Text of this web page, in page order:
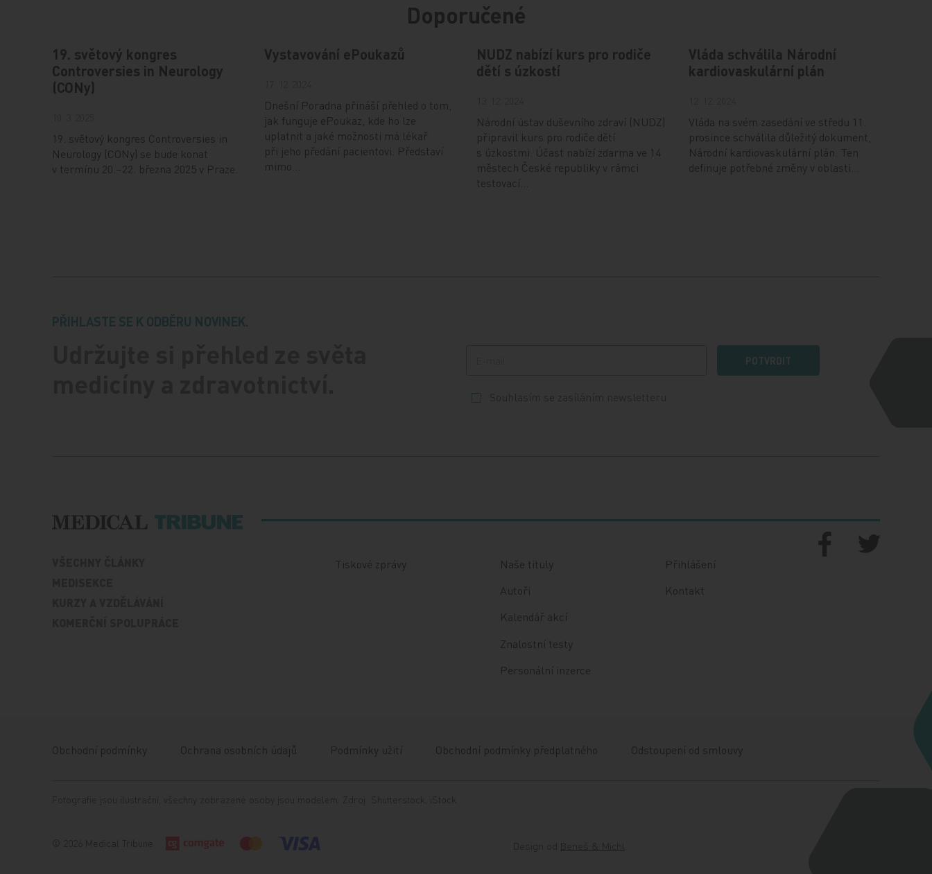
Doporučené
19. světový kongres
Controversies in Neurology
(CONy)
19. světový kongres Controversies in
Neurology (CONy) se bude konat
v termínu 20.–22. března 2025 v Praze.
Vystavování ePoukazů
Dnešní Poradna přináší přehled o tom,
jak funguje ePoukaz, kde ho lze
uplatnit a jaké možnosti má lékař
při jeho předání pacientovi. Představí
mimo…
NUDZ nabízí kurs pro rodiče
dětí s úzkostí
Národní ústav duševního zdraví (NUDZ)
připravil kurs pro rodiče dětí
s úzkostmi. Účast nabízí zdarma ve 14
městech České republiky v rámci
testovací…
Vláda schválila Národní
kardiovaskulární plán
Vláda na svém zasedání ve středu 11.
prosince schválila důležitý dokument,
Národní kardiovaskulární plán. Ten
definuje potřebné změny v oblasti…
PŘIHLASTE SE K ODBĚRU NOVINEK.
POTVRDIT
Tiskové zprávy
Naše tituly
Autoři
Kalendář akcí
Znalostní testy
Personální inzerce
Přihlášení
Kontakt
Obchodní podmínky Ochrana osobních údajů Podmínky užití Obchodní podmínky předplatného Odstoupení od smlouvy
Fotografie jsou ilustrační, všechny zobrazené osoby jsou modelem. Zdroj: Shutterstock, iStock.
© 2026 Medical Tribune Beneš & Michl